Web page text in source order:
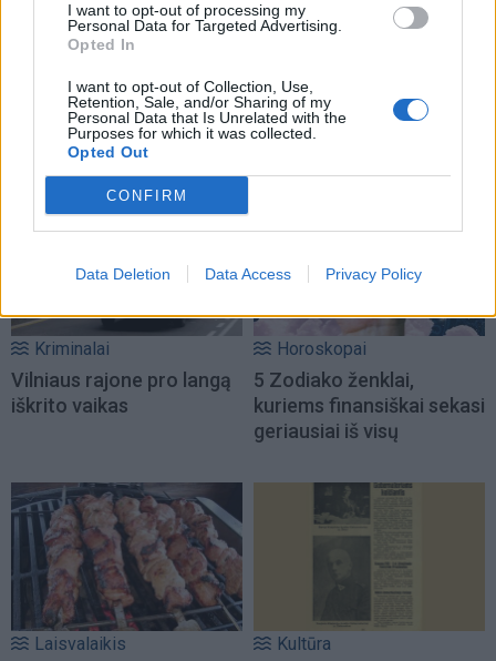
I want to opt-out of processing my
Personal Data for Targeted Advertising.
Opted In
I want to opt-out of Collection, Use,
Retention, Sale, and/or Sharing of my
Personal Data that Is Unrelated with the
Purposes for which it was collected.
Opted Out
CONFIRM
Data Deletion Data Access Privacy Policy
NAUJI
Kriminalai
Vilniaus rajone pro langą
iškrito vaikas
Horoskopai
5 Zodiako ženklai,
kuriems finansiškai sekasi
geriausiai iš visų
Laisvalaikis Kultūra